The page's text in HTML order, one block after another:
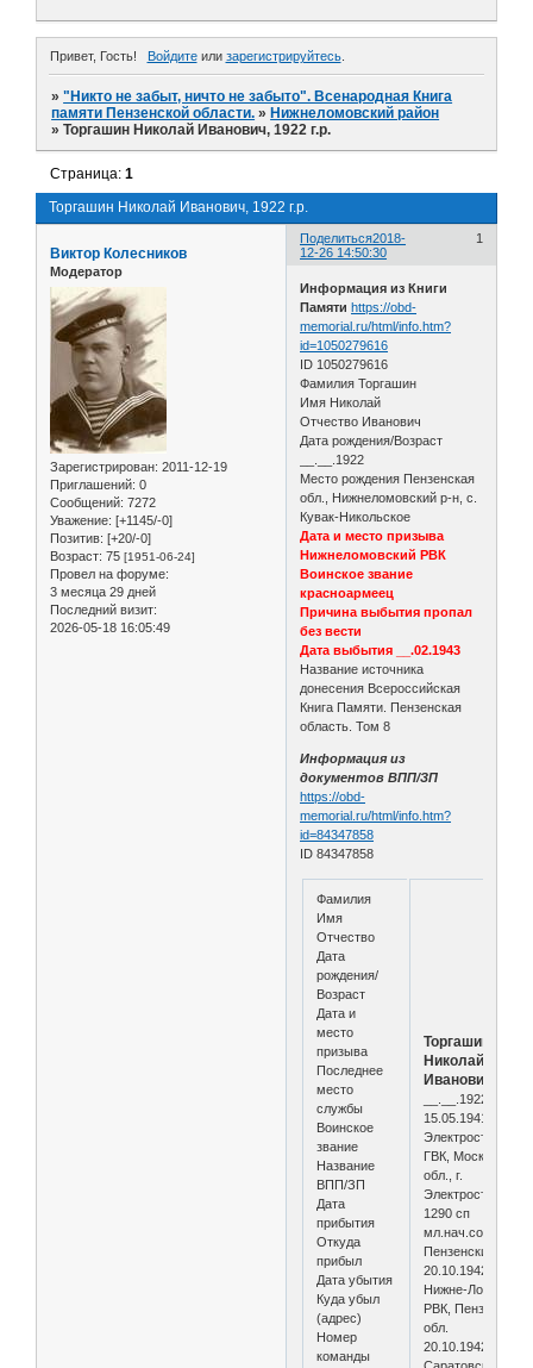
Привет, Гость! Войдитеили зарегистрируйтесь.
»"Никто не забыт, ничто не забыто". Всенародная Книга
памяти Пензенской области. » Нижнеломовский район
»Торгашин Николай Иванович, 1922 г.р.
Торгашин Николай Иванович, 1922 г.р.
Страница:1
Поделиться 1
2018-
12-26 14:50:30
Виктор Колесников
Модератор
Зарегистрирован: 2011-12-19
Приглашений: 0
Сообщений: 7272
Уважение: [+1145/-0]
Позитив: [+20/-0]
Возраст: 75 [1951-06-24]
Провел на форуме:
3 месяца 29 дней
Последний визит:
2026-05-18 16:05:49
Информация из Книги
Памяти https://obd-
memorial.ru/html/info.htm?
id=1050279616
ID 1050279616
Фамилия Торгашин
Имя Николай
Отчество Иванович
Дата рождения/Возраст
__.__.1922
Место рождения Пензенская
обл., Нижнеломовский р-н, с.
Кувак-Никольское
Дата и место призыва
Нижнеломовский РВК
Воинское звание
красноармеец
Причина выбытия пропал
без вести
Дата выбытия __.02.1943
Название источника
донесения Всероссийская
Книга Памяти. Пензенская
область. Том 8
Информация из
документов ВПП/ЗП
https://obd-
memorial.ru/html/info.htm?
id=84347858
ID 84347858
Фамилия
Имя
Отчество
Дата
рождения/
Возраст
Дата и
место
призыва
Последнее
место
службы
Воинское
звание
Название
ВПП/ЗП
Дата
прибытия
Откуда
прибыл
Дата убытия
Куда убыл
(адрес)
Номер
команды
Торгашин
Николай
Иванович
__.__.1922
15.05.1941
ГВК, Московская
обл., г.
Электросталь
1290 сп
мл.нач.состав
Пензенский ВПП
20.10.1942
Нижне-
РВК, Пензенская
обл.
20.10.1942